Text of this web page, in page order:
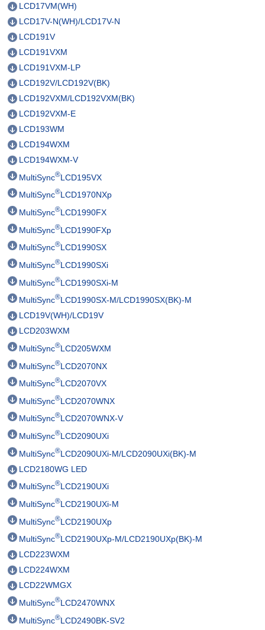
LCD17VM(WH)
LCD17V-N(WH)/LCD17V-N
LCD191V
LCD191VXM
LCD191VXM-LP
LCD192V/LCD192V(BK)
LCD192VXM/LCD192VXM(BK)
LCD192VXM-E
LCD193WM
LCD194WXM
LCD194WXM-V
MultiSync®LCD195VX
MultiSync®LCD1970NXp
MultiSync®LCD1990FX
MultiSync®LCD1990FXp
MultiSync®LCD1990SX
MultiSync®LCD1990SXi
MultiSync®LCD1990SXi-M
MultiSync®LCD1990SX-M/LCD1990SX(BK)-M
LCD19V(WH)/LCD19V
LCD203WXM
MultiSync®LCD205WXM
MultiSync®LCD2070NX
MultiSync®LCD2070VX
MultiSync®LCD2070WNX
MultiSync®LCD2070WNX-V
MultiSync®LCD2090UXi
MultiSync®LCD2090UXi-M/LCD2090UXi(BK)-M
LCD2180WG LED
MultiSync®LCD2190UXi
MultiSync®LCD2190UXi-M
MultiSync®LCD2190UXp
MultiSync®LCD2190UXp-M/LCD2190UXp(BK)-M
LCD223WXM
LCD224WXM
LCD22WMGX
MultiSync®LCD2470WNX
MultiSync®LCD2490BK-SV2